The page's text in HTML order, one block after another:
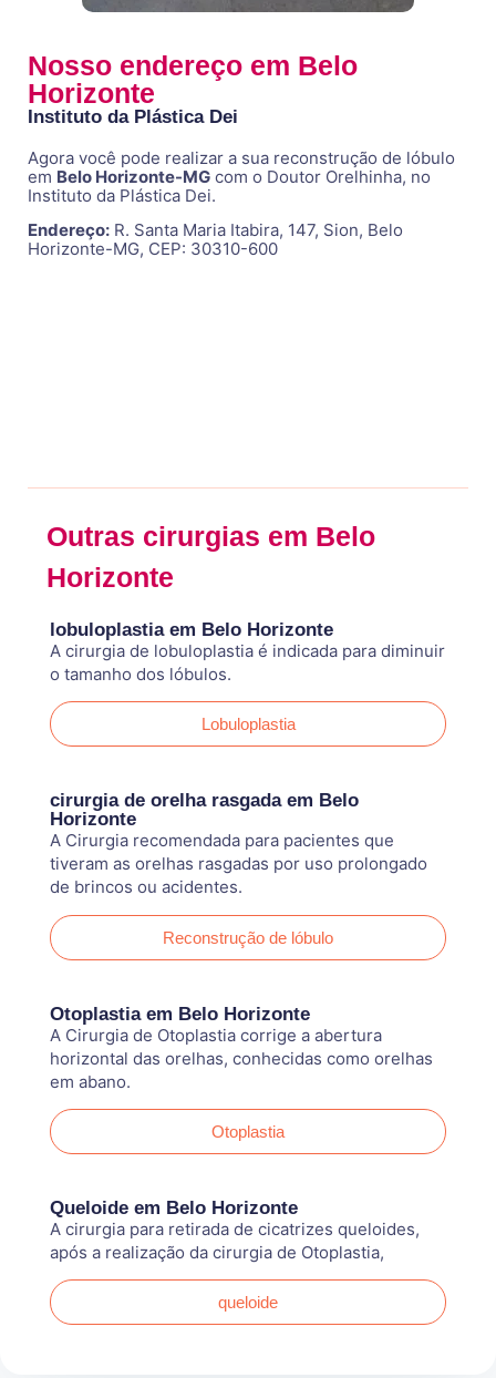
Nosso endereço em Belo
Horizonte
Instituto da Plástica Dei
Agora você pode realizar a sua reconstrução de lóbulo
em Belo Horizonte-MG com o Doutor Orelhinha, no
Instituto da Plástica Dei.
Endereço: R. Santa Maria Itabira, 147, Sion, Belo
Horizonte-MG, CEP: 30310-600
Outras cirurgias em Belo
Horizonte
lobuloplastia em Belo Horizonte
A cirurgia de lobuloplastia é indicada para diminuir
o tamanho dos lóbulos.
Lobuloplastia
cirurgia de orelha rasgada em Belo
Horizonte
A Cirurgia recomendada para pacientes que
tiveram as orelhas rasgadas por uso prolongado
de brincos ou acidentes.
Reconstrução de lóbulo
Otoplastia em Belo Horizonte
A Cirurgia de Otoplastia corrige a abertura
horizontal das orelhas, conhecidas como orelhas
em abano.
Otoplastia
Queloide em Belo Horizonte
A cirurgia para retirada de cicatrizes queloides,
após a realização da cirurgia de Otoplastia,
queloide